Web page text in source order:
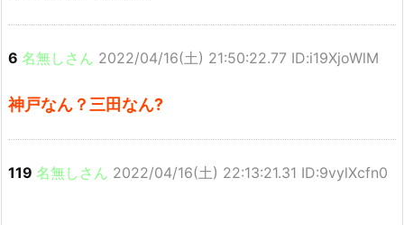
6 名無しさん 2022/04/16(土) 21:50:22.77 ID:i19XjoWlM
神戸なん？三田なん?
119 名無しさん 2022/04/16(土) 22:13:21.31 ID:9vylXcfn0